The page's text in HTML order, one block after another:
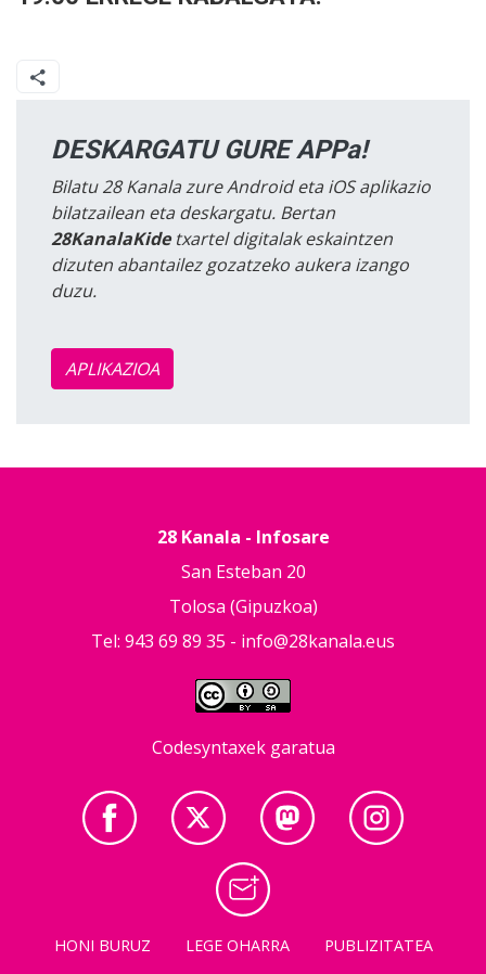
DESKARGATU GURE APPa!
Bilatu 28 Kanala zure Android eta iOS aplikazio
bilatzailean eta deskargatu. Bertan
28KanalaKidetxartel digitalak eskaintzen
dizuten abantailez gozatzeko aukera izango
duzu.
APLIKAZIOA
28 Kanala - Infosare
San Esteban 20
Tolosa (Gipuzkoa)
Tel: 943 69 89 35 - info@28kanala.eus
Codesyntaxek garatua
HONI BURUZ LEGE OHARRA PUBLIZITATEA